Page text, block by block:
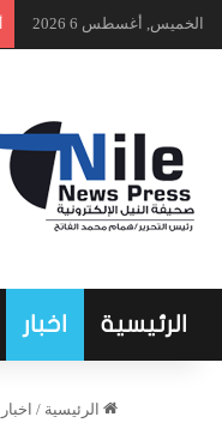
الخميس, أغسطس 6 2026
الرئيسية اخبار
الرئيسية / اخبار